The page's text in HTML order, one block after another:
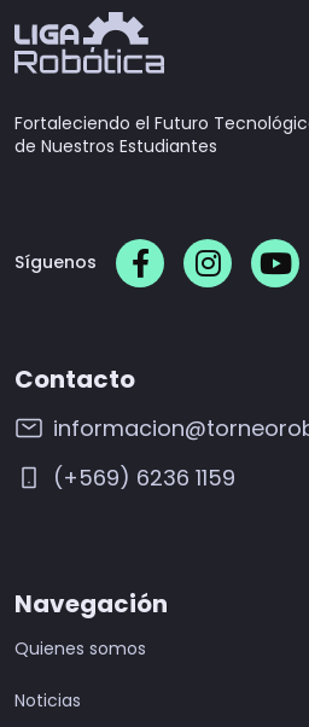
Fortaleciendo el Futuro
de Nuestros Estudiantes
Síguenos
Contacto
(+569) 6236 1159
Navegación
Quienes somos
Noticias